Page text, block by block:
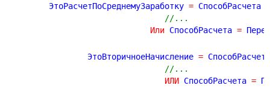
	ЭтоРасчетПоСреднемуЗаработку
= СпособРасчета
Или СпособРасчета =
		ЭтоВторичноеНачисление
=
//...
ИЛИ СпособРасчета =